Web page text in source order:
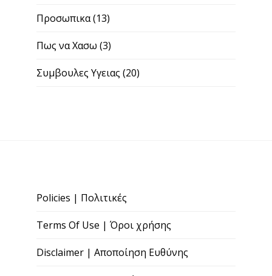
Προσωπικα(13)
Πως να Χασω (3)
Συμβουλες Υγειας (20)
Policies | Πολιτικές
Terms Of Use | Όροι χρήσης
Disclaimer | Αποποίηση Ευθύνης